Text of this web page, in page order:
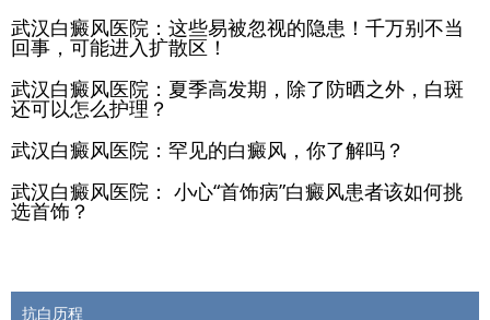
武汉白癜风医院：这些易被忽视的隐患！千万别不当
回事，可能进入扩散区！
武汉白癜风医院：夏季高发期，除了防晒之外，白斑
还可以怎么护理？
武汉白癜风医院：罕见的白癜风，你了解吗？
武汉白癜风医院： 小心“首饰病”白癜风患者该如何挑
选首饰？
抗白历程